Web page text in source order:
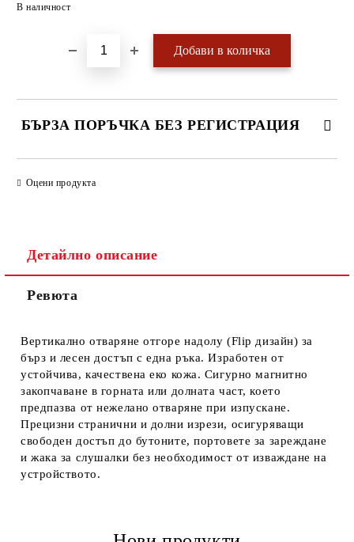
В наличност
БЪРЗА ПОРЪЧКА БЕЗ РЕГИСТРАЦИЯ
Оцени продукта
Детайлно описание
Ревюта
Вертикално отваряне отгоре надолу (Flip дизайн) за
бърз и лесен достъп с една ръка. Изработен от
устойчива, качествена еко кожа. Сигурно магнитно
закопчаване в горната или долната част, което
предпазва от нежелано отваряне при изпускане.
Прецизни странични и долни изрези, осигуряващи
свободен достъп до бутоните, портовете за зареждане
и жака за слушалки без необходимост от изваждане на
устройството.